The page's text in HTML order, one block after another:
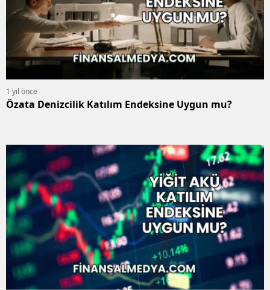
1 yıl önce
Özata Denizcilik Katılım Endeksine Uygun mu?